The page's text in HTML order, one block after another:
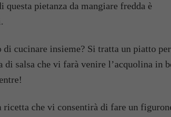
pietanza da mangiare fredda è
cucinare insieme? Si tratta un piatto
salsa che vi farà venire l’acquolina in
che vi consentirà di fare un